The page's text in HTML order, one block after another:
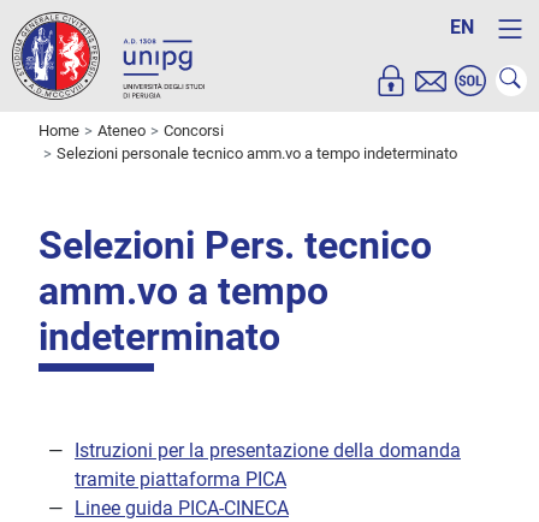
EN
Home Ateneo
Concorsi
Selezioni personale tecnico amm.vo a tempo indeterminato
Selezioni Pers. tecnico
amm.vo a tempo
indeterminato
Istruzioni per la presentazione della domanda
tramite piattaforma PICA
Linee guida PICA-CINECA